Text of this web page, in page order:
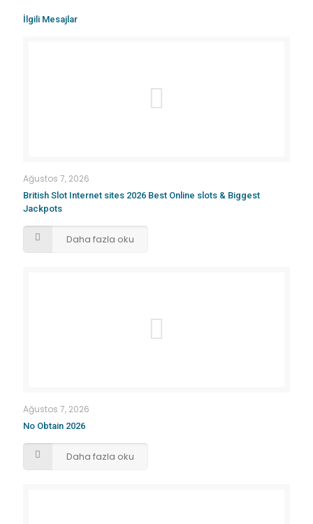
İlgili Mesajlar
Ağustos 7, 2026
British Slot Internet sites 2026 Best Online slots & Biggest
Jackpots
Daha fazla oku
Ağustos 7, 2026
No Obtain 2026
Daha fazla oku